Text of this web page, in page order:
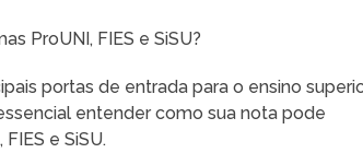
ProUNI, FIES e SiSU?
portas de entrada para o ensino
entender como sua nota pode
e SiSU.